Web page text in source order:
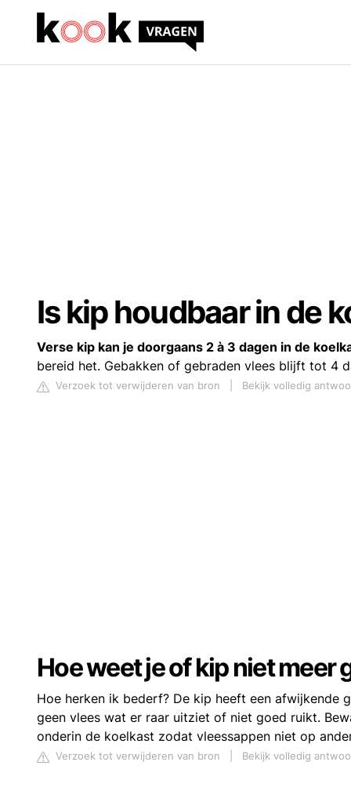
Is kip houdbaar in de
Verse kip kan je doorgaans 2 à 3 dagen in de
bereid het. Gebakken of gebraden vlees blijft tot 4
Verzoek tot verwijderen van bron Bekijk volledig
Hoe weet je of kip niet meer
Hoe herken ik bederf? De kip heeft een afwijkende
geen vlees wat er raar uitziet of niet goed ruikt.
onderin de koelkast zodat vleessappen niet op
Verzoek tot verwijderen van bron Bekijk volledig